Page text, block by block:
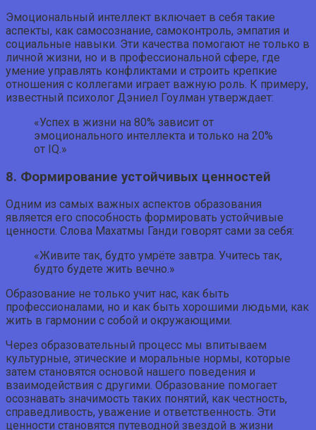
Эмоциональный интеллект включает в себя такие
аспекты, как самосознание, самоконтроль, эмпатия и
социальные навыки. Эти качества помогают не только в
личной жизни, но и в профессиональной сфере, где
умение управлять конфликтами и строить крепкие
отношения с коллегами играет важную роль. К примеру,
известный психолог Дэниел Гоулман утверждает:
«Успех в жизни на 80% зависит от
эмоционального интеллекта и только на 20%
от IQ.»
8. Формирование устойчивых ценностей
Одним из самых важных аспектов образования
является его способность формировать устойчивые
ценности. Слова Махатмы Ганди говорят сами за себя:
«Живите так, будто умрёте завтра. Учитесь так,
будто будете жить вечно.»
Образование не только учит нас, как быть
профессионалами, но и как быть хорошими людьми, как
жить в гармонии с собой и окружающими.
Через образовательный процесс мы впитываем
культурные, этические и моральные нормы, которые
затем становятся основой нашего поведения и
взаимодействия с другими. Образование помогает
осознавать значимость таких понятий, как честность,
справедливость, уважение и ответственность. Эти
ценности становятся путеводной звездой в жизни